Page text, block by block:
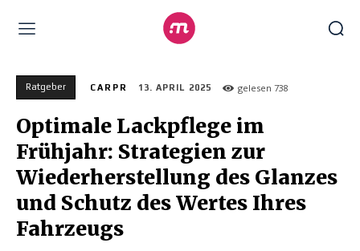
Ratgeber CARPR 13. APRIL 2025 gelesen 738
Optimale Lackpflege im
Frühjahr: Strategien zur
Wiederherstellung des Glanzes
und Schutz des Wertes Ihres
Fahrzeugs